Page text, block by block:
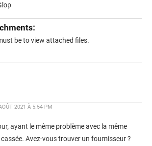
beto view attached files.
2021 À 5:54 PM
ayant le même problème avec la même
cassée. Avez-vous trouver un fournisseur ?